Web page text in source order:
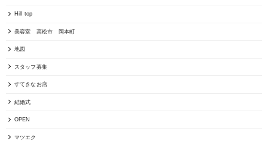
Hill top
美容室 高松市 岡本町
地図
スタッフ募集
すてきなお店
結婚式
OPEN
マツエク